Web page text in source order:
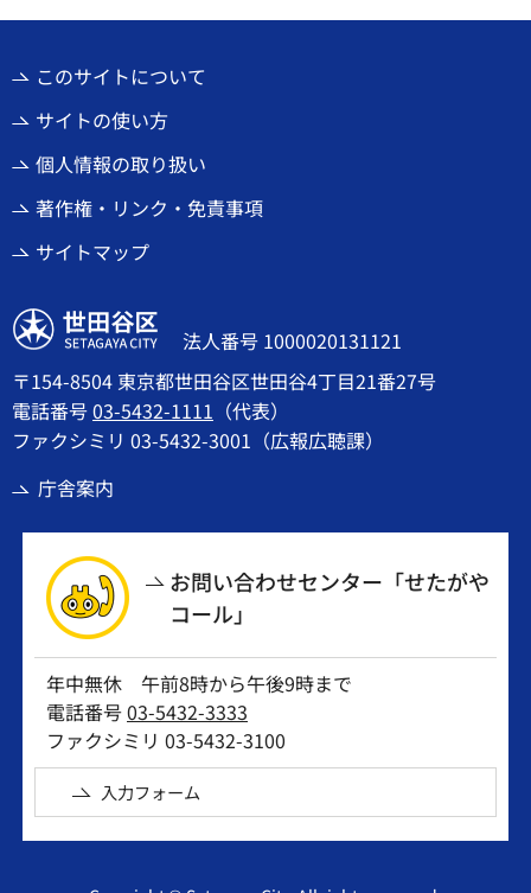
このサイトについて
サイトの使い方
個人情報の取り扱い
著作権・リンク・免責事項
サイトマップ
世田谷区
法人番号 1000020131121
〒154-8504 東京都世田谷区世田谷4丁目21番27号
電話番号03-5432-1111 （代表）
ファクシミリ 03-5432-3001（広報広聴課）
庁舎案内
お問い合わせセンター「せたがや
コール」
年中無休 午前8時から午後9時まで
電話番号03-5432-3333
ファクシミリ 03-5432-3100
入力フォーム